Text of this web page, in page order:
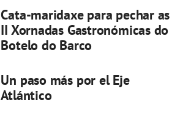
Cata-maridaxe para pechar as
II Xornadas Gastronómicas do
Botelo do Barco
Un paso más por el Eje
Atlántico